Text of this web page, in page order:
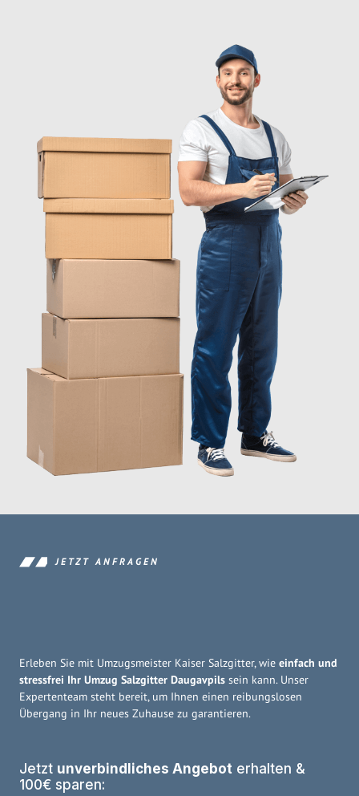
JETZT ANFRAGEN
Erleben Sie mit Umzugsmeister Kaiser Salzgitter, wie einfach und
stressfrei Ihr Umzug Salzgitter Daugavpils sein kann. Unser
Expertenteam steht bereit, um Ihnen einen reibungslosen
Übergang in Ihr neues Zuhause zu garantieren.
Jetzt unverbindliches Angebot erhalten &
100€ sparen: